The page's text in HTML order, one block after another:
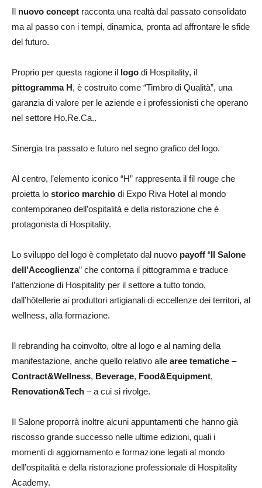
Il nuovo concept racconta una realtà dal passato consolidato
ma al passo con i tempi, dinamica, pronta ad affrontare le sfide
del futuro.
Proprio per questa ragione il logo di Hospitality, il
pittogramma H, è costruito come “Timbro di Qualità”, una
garanzia di valore per le aziende e i professionisti che operano
nel settore Ho.Re.Ca..
Sinergia tra passato e futuro nel segno grafico del logo.
Al centro, l’elemento iconico “H” rappresenta il fil rouge che
proietta lo storico marchio di Expo Riva Hotel al mondo
contemporaneo dell’ospitalità e della ristorazione che è
protagonista di Hospitality.
Lo sviluppo del logo è completato dal nuovo payoff “Il Salone
dell’Accoglienza” che contorna il pittogramma e traduce
l’attenzione di Hospitality per il settore a tutto tondo,
dall’hôtellerie ai produttori artigianali di eccellenze dei territori, al
wellness, alla formazione.
Il rebranding ha coinvolto, oltre al logo e al naming della
manifestazione, anche quello relativo alle aree tematiche –
Contract&Wellness, Beverage, Food&Equipment,
Renovation&Tech – a cui si rivolge.
Il Salone proporrà inoltre alcuni appuntamenti che hanno già
riscosso grande successo nelle ultime edizioni, quali i
momenti di aggiornamento e formazione legati al mondo
dell’ospitalità e della ristorazione professionale di Hospitality
Academy.